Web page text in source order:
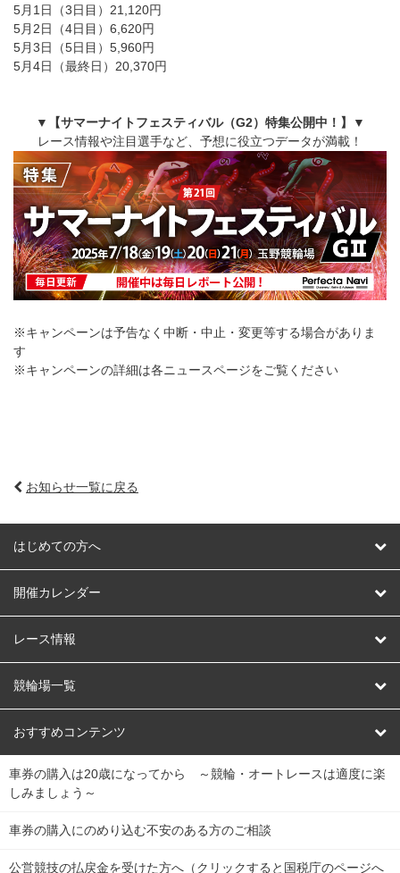
5月1日（3日目）21,120円
5月2日（4日目）6,620円
5月3日（5日目）5,960円
5月4日（最終日）20,370円
▼【サマーナイトフェスティバル（G2）特集公開中！】▼
レース情報や注目選手など、予想に役立つデータが満載！
※キャンペーンは予告なく中断・中止・変更等する場合がありま
す
※キャンペーンの詳細は各ニュースページをご覧ください
お知らせ一覧に戻る
はじめての方へ
はじめての方へ
開催カレンダー
競輪
オートレース
競輪くじ
Dokanto!
チャリロトプラザ
レース情報
レース予想
レース結果
キャリーオーバー一覧
競輪場一覧
北日本 函館競輪場
関
東
弥彦競輪場 前橋競輪場 取手競輪場 宇都宮競輪場
おすすめコンテンツ
競輪選手情報
Perfecta Navi
車券の購入は20歳になってから ～競輪・オートレースは適度に楽
しみましょう～
車券の購入にのめり込む不安のある方のご相談
公営競技の払戻金を受けた方へ（クリックすると国税庁のページへ